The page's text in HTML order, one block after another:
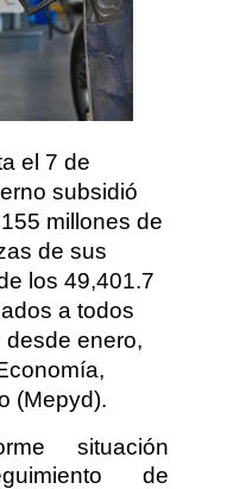
el 7 de
subsidió
millones de
de sus
los 49,401.7
a todos
enero,
(Mepyd).
situación
de